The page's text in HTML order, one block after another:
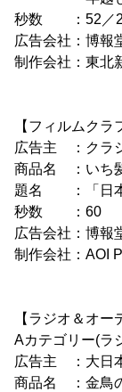
秒数 ：52／28
広告会社：博報
制作会社：東北
【フィルムクラ
広告主 ：クラ
商品名 ：いち
題名 ：「日本
秒数 ：60
広告会社：博報
制作会社：AOI
【ラジオ＆オー
Aカテゴリー(ラ
広告主 ：大日
商品名 ：金鳥